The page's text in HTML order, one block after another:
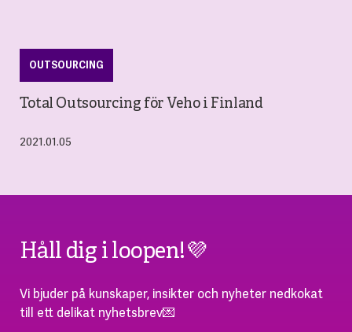
OUTSOURCING
Total Outsourcing för Veho i Finland
2021.01.05
Håll dig i loopen!💜
Vi bjuder på kunskaper, insikter och nyheter nedkokat
till ett delikat nyhetsbrev💌